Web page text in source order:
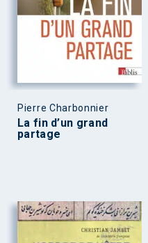
Pierre Charbonnier
La fin d’un grand
partage